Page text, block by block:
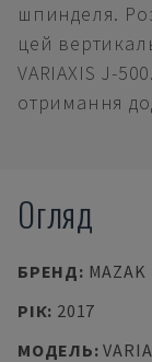
шпинделя.
цей
VARIAXIS J-
отримання
Огляд
БРЕНД: MAZAK
РІК: 2017
МОДЕЛЬ: